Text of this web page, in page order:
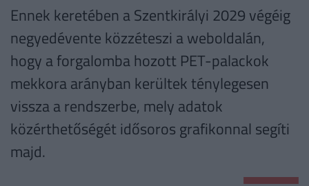
Ennek keretében a Szentkirályi 2029 végéig
negyedévente közzéteszi a weboldalán,
hogy a forgalomba hozott PET-palackok
mekkora arányban kerültek ténylegesen
vissza a rendszerbe, mely adatok
közérthetőségét idősoros grafikonnal segíti
majd.